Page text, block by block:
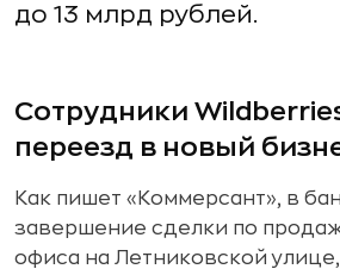
до 13 млрд рублей.
Сотрудники
переезд в новый
Как пишет «Коммерсант», в
завершение сделки по
офиса на Летниковской